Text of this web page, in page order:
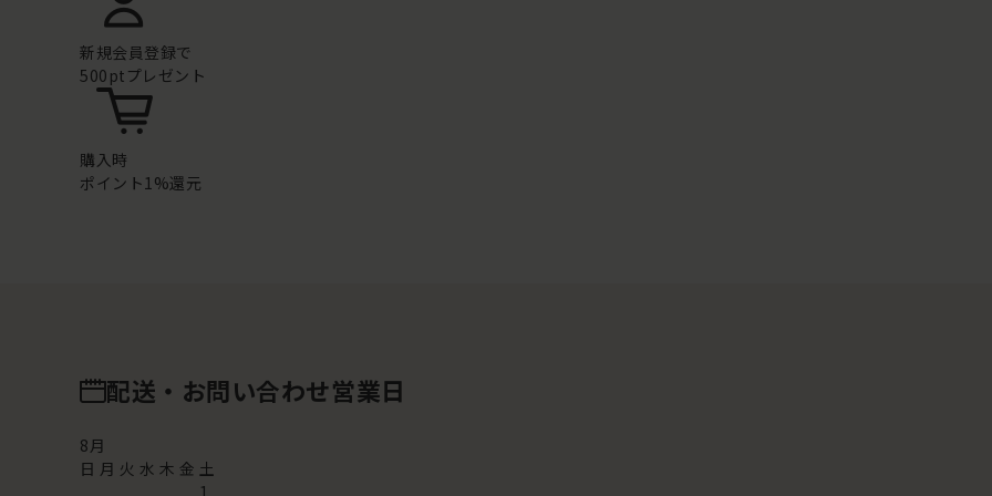
新規会員登録で
500ptプレゼント
購入時
ポイント1%還元
配送・お問い合わせ営業日
8月
日 月 火 水 木 金 土